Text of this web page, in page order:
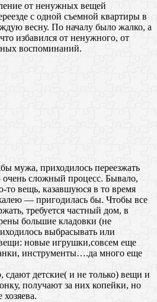
от ненужных вещей
с одной съемной квартиры в
весну. По началу было жалко, а
избавился от ненужного, от
воспоминаний.
мужа, приходилось переезжать
очень сложный процесс. Бывало,
то вещь, казавшуюся в то время
— пригодилась бы. Чтобы все
требуется частный дом, в
большие кладовки (не
выбрасывать или
новые игрушки,совсем еще
инструменты….да много еще
детские( и не только) вещи и
получают за них копейки, но